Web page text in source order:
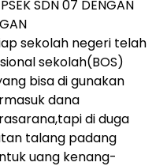
SDN 07 DENGAN
sekolah negeri telah
sekolah(BOS)
bisa di gunakan
dana
di duga
talang padang
uang kenang-